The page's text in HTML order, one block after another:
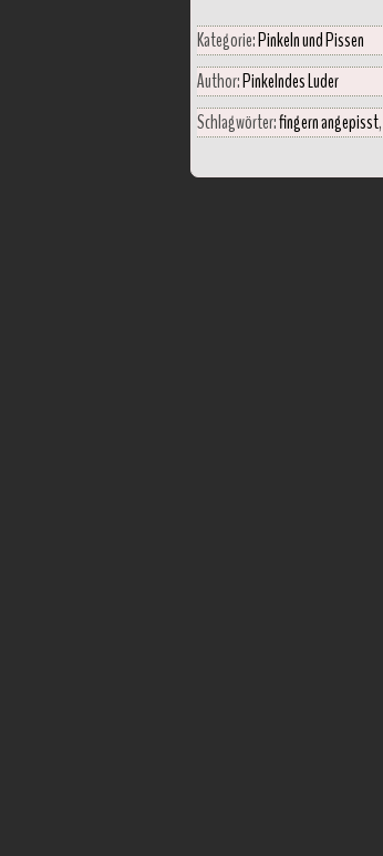
Kategorie:Pinkeln und Pissen
Author:Pinkelndes Luder
Schlagwörter:fingern angepisst,